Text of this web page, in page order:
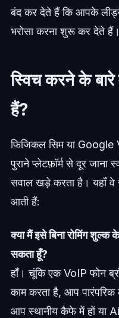
बंद कर देते हैं कि आपके
भरोसा करना शुरू कर देते हैं।
स्विच करने के
हैं?
फिजिकल सिम या
पुराने प्लेटफ़ॉर्म से दूर जाना
सवाल खड़े करता है। यहाँ वे
आती हैं:
क्या मैं इसे बिना रोमिंग शुल्क
सकता हूँ?
हाँ। चूंकि एक VoIP फोन
काम करता है, आप
आप स्थानीय कैफे में हों या